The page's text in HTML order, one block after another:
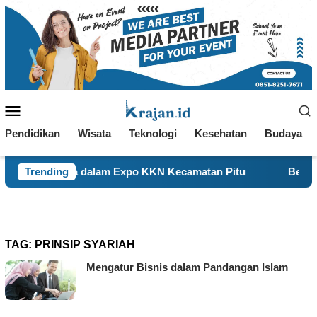
Loncat
Mobile
Pendidikan Wisata Teknologi Kesehatan Budaya
Trending
dalam Expo KKN Kecamatan Pitu Bertahan Sejak
TAG: PRINSIP SYARIAH
Mengatur Bisnis dalam Pandangan Islam